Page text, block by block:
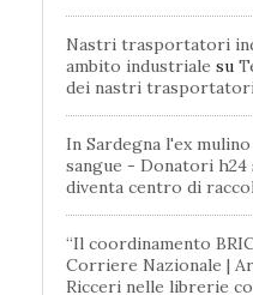
Nastri trasportatori
ambito industriale su
dei nastri
In Sardegna l'ex
sangue - Donatori h24
diventa centro di
“Il coordinamento
Corriere Nazionale |
Ricceri nelle librerie